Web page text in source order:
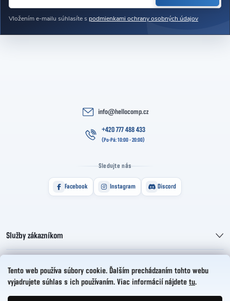
Tento web používa súbory cookie. Ďalším prechádzaním tohto webu
vyjadrujete súhlas s ich používaním. Viac informácií nájdete tu.
Vložením e-mailu súhlasíte s podmienkami ochrany osobných údajov
info@hellocomp.cz
+420 777 488 433
Sledujte nás
Facebook Instagram Discord
Služby zákazníkom